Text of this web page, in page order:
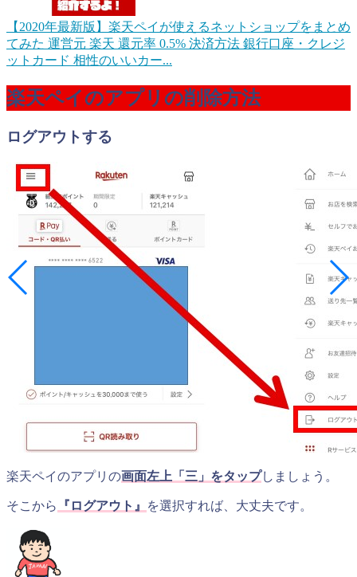
【2020年最新版】楽天ペイが使えるネットショップをまとめ
てみた 運営元 楽天 還元率 0.5% 決済方法 銀行口座・クレジ
ットカード 相性のいいカー...
楽天ペイのアプリの削除方法
ログアウトする
楽天ペイのアプリの画面左上「三」をタップしましょう。
そこから 『ログアウト』 を選択すれば、大丈夫です。